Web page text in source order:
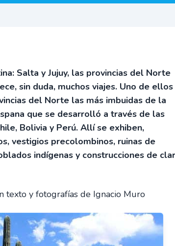
Salta y Jujuy, las provincias del Norte
sin duda, muchos viajes. Uno de
del Norte las más imbuidas de la
que se desarrolló a través de las
Bolivia y Perú. Allí se exhiben,
vestigios precolombinos, ruinas de
indígenas y construcciones de
texto y fotografías de Ignacio Muro